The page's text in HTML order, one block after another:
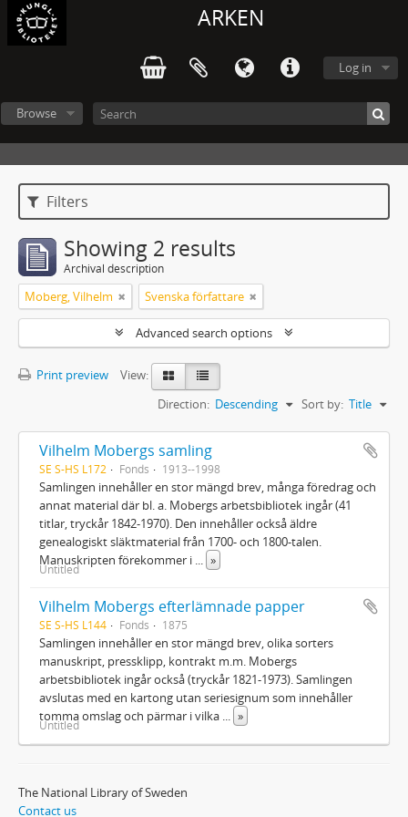
ARKEN
Log in
Browse
Filters
Showing 2 results
Archival description
Moberg, Vilhelm Svenska författare
Advanced search options
Print preview
View:
Sort by: Title
Direction: Descending
Vilhelm Mobergs samling
SE S-HS L172 Fonds 1913--1998
Samlingen innehåller en stor mängd brev, många föredrag och
annat material där bl. a. Mobergs arbetsbibliotek ingår (41
titlar, tryckår 1842-1970). Den innehåller också äldre
genealogiskt släktmaterial från 1700- och 1800-talen.
Manuskripten förekommer i
»
Untitled
Vilhelm Mobergs efterlämnade papper
SE S-HS L144 Fonds 1875
Samlingen innehåller en stor mängd brev, olika sorters
manuskript, pressklipp, kontrakt m.m. Mobergs
arbetsbibliotek ingår också (tryckår 1821-1973). Samlingen
avslutas med en kartong utan seriesignum som innehåller
tomma omslag och pärmar i vilka
»
Untitled
The National Library of Sweden
Contact us